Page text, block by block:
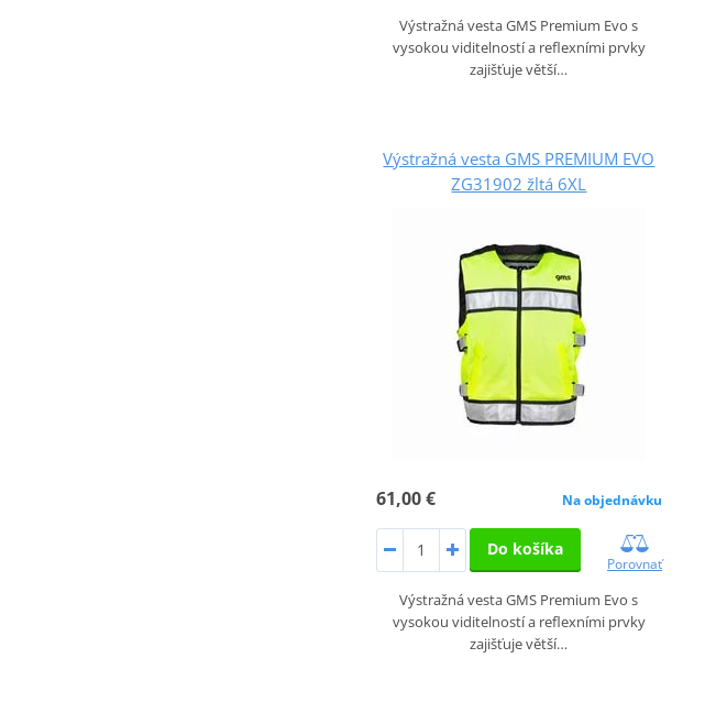
Výstražná vesta GMS Premium Evo s
vysokou viditelností a reflexními prvky
zajišťuje větší…
Výstražná vesta GMS PREMIUM EVO
ZG31902 žltá 6XL
61,00 € Na objednávku
Do košíka
Porovnať
Výstražná vesta GMS Premium Evo s
vysokou viditelností a reflexními prvky
zajišťuje větší…